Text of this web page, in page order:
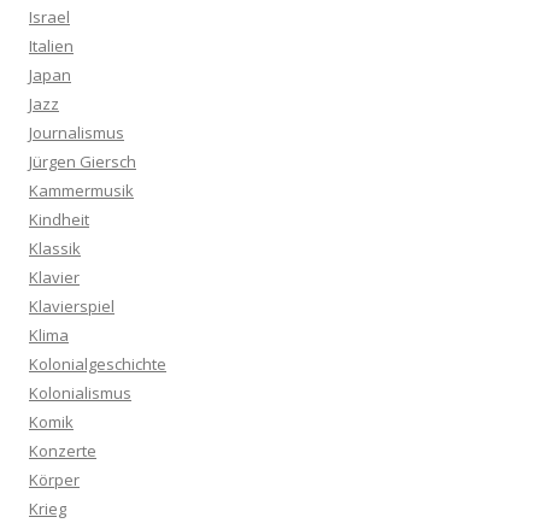
Israel
Italien
Japan
Jazz
Journalismus
Jürgen Giersch
Kammermusik
Kindheit
Klassik
Klavier
Klavierspiel
Klima
Kolonialgeschichte
Kolonialismus
Komik
Konzerte
Körper
Krieg